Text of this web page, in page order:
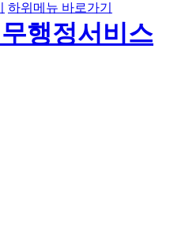
하위메뉴 바로가기